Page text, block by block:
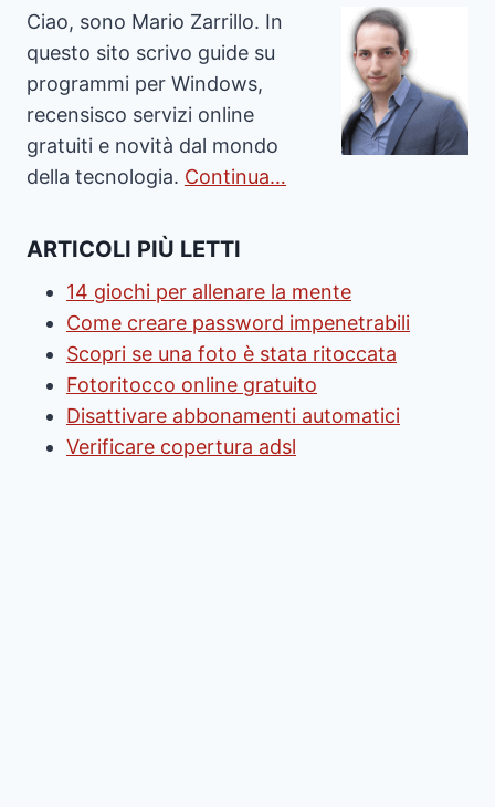
Ciao, sono Mario Zarrillo. In
questo sito scrivo guide su
programmi per Windows,
recensisco servizi online
gratuiti e novità dal mondo
della tecnologia. Continua…
ARTICOLI PIÙ LETTI
14 giochi per allenare la mente
Come creare password impenetrabili
Scopri se una foto è stata ritoccata
Fotoritocco online gratuito
Disattivare abbonamenti automatici
Verificare copertura adsl